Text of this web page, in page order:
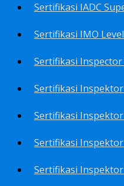
Sertifikasi IADC
Sertifikasi IMO
Sertifikasi Inspector
Sertifikasi Inspektor
Sertifikasi
Sertifikasi